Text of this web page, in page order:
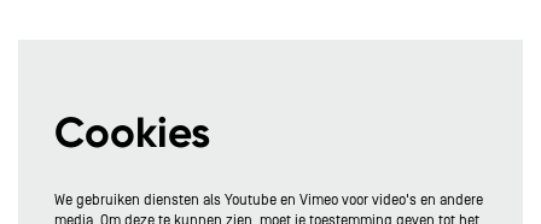
Cookies
We gebruiken diensten als Youtube en Vimeo voor video's en andere
media. Om deze te kunnen zien, moet je toestemming geven tot het